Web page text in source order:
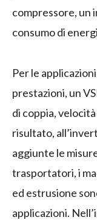
compressore, un
consumo di
Per le
prestazioni, un
di coppia,
risultato,
aggiunte le
trasportatori, i
ed estrusione
applicazioni.